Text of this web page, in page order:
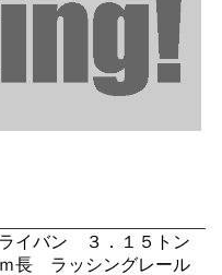
バン ３．１５トン
長 ラッシングレール